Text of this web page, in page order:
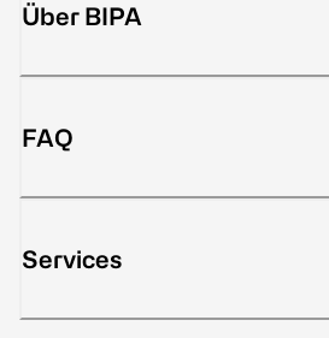
Über BIPA
FAQ
Services